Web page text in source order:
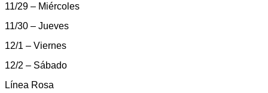
11/29 – Miércoles
11/30 – Jueves
12/1 – Viernes
12/2 – Sábado
Línea Rosa